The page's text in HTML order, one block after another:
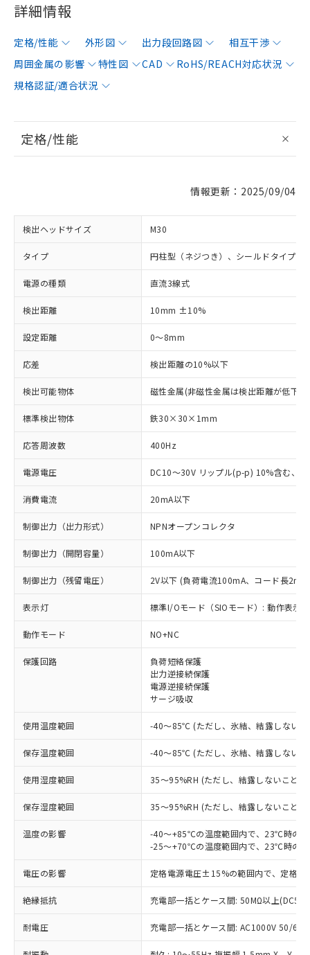
詳細情報
定格/性能 外形図 出力段回路図
相互干渉
周囲金属の影響
特性図 CAD
RoHS/REACH対応状況
規格認証/適合状況
定格/性能
情報更新：2025/09/04
検出ヘッドサイズ M30
タイプ 円柱型（ネジつき）、シールドタイプ
電源の種類 直流3線式
検出距離 10mm ±10%
設定距離 0～8mm
応差 検出距離の10%以下
検出可能物体 磁性金属(非磁性金属は検出距離が低下し
標準検出物体 鉄30×30×1mm
応答周波数 400Hz
電源電圧 DC10～30V リップル(p-p) 10%含む、
消費電流 20mA以下
制御出力（出力形式） NPNオープンコレクタ
制御出力（開閉容量） 100mA以下
制御出力（残留電圧） 2V以下 (負荷電流100mA、コード長2m
表示灯 標準I/Oモード（SIOモード）: 動作表示
動作モード NO+NC
保護回路
負荷短絡保護
出力逆接続保護
電源逆接続保護
サージ吸収
使用温度範囲 -40～85℃ (ただし、氷結、結露しないこ
保存温度範囲 -40～85℃ (ただし、氷結、結露しないこ
使用湿度範囲 35～95%RH (ただし、結露しないこと)
保存湿度範囲 35～95%RH (ただし、結露しないこと)
温度の影響
-40～+85℃の温度範囲内で、23℃時の
-25～+70℃の温度範囲内で、23℃時の
電圧の影響 定格電源電圧±15%の範囲内で、定格
絶縁抵抗 充電部一括とケース間: 50MΩ以上
耐電圧 充電部一括とケース間: AC1000V 50/
ご利用条件
以下の条件をお読みいただき、同意のうえ
ご利用ください。
本サービスは、当社制御機器事業取扱
商品の当社在庫状況および標準価格
(税抜)を提供させていただくもので
当社制御機器事業取扱商品の中には、
本サービスの対象外となる商品もある
ことをご了承ください。
在庫状況および標準価格照会結果は、
記載している更新日時点での社内デー
※1 対応状況
対応済み：EU RoHS指令（10物質）の
非含有に対応した製品が提供可能な商品で
す。
対応予定：EU RoHS指令（10物質）の非含
有に対応した製品に切り替える予定のある
対応予定なし：EU RoHS指令（10物質）の
非含有に非対応の商品で、対応品を出す予
定はありません。
調査・確認中：EU RoHS指令（10物質）の
非含有の対応状況を調査中または確認中の
非該当品：ライセンス料など無形物で、有
仕入先様の事情により、非含有部品として
いたものが、含有品と判明した場合などや
むを得ず変更することがあります。
※1 中国RoHS○×表
「○」：最大均質材料含有率が中国RoHSの
基準値以下であることを示します。
「×」：最大均質材料含有率が中国RoHSの
「－」：未確認です。当社販売部門へお問
い合わせください。
当社は、これら貴社製品のうち、外国
為替および外国貿易法に定める商品
（以下｢規制貨物等」という）を輸出